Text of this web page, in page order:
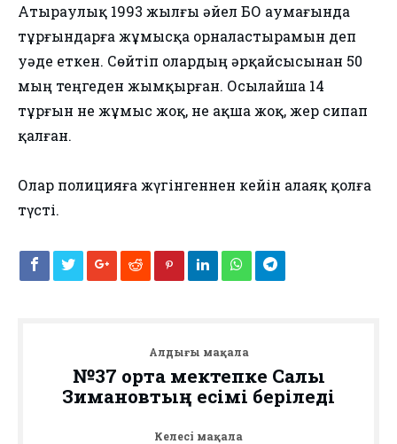
Атыраулық 1993 жылғы әйел БҚО аумағында
тұрғындарға жұмысқа орналастырамын деп
уәде еткен. Сөйтіп олардың әрқайсысынан 50
мың теңгеден жымқырған. Осылайша 14
тұрғын не жұмыс жоқ, не ақша жоқ, жер сипап
қалған.
Олар полицияға жүгінгеннен кейін алаяқ қолға
түсті.
Алдыңғы мақала
№37 орта мектепке Салық
Зимановтың есімі беріледі
Келесі мақала